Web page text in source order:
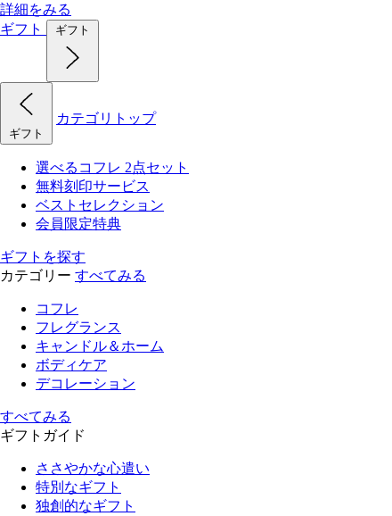
詳細をみる
ギフト
ギフト
ギフト
カテゴリトップ
選べるコフレ 2点セット
無料刻印サービス
ベストセレクション
会員限定特典
ギフトを探す
カテゴリー すべてみる
コフレ
フレグランス
キャンドル＆ホーム
ボディケア
デコレーション
すべてみる
ギフトガイド
ささやかな心遣い
特別なギフト
独創的なギフト